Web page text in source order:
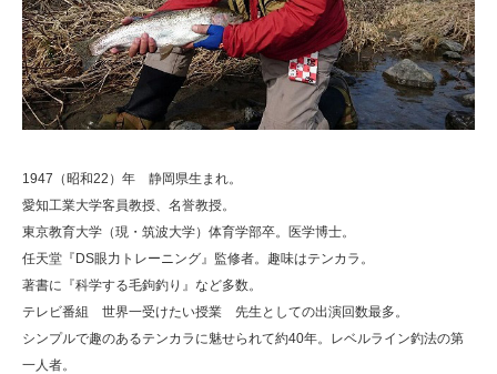
1947（昭和22）年 静岡県生まれ。
愛知工業大学客員教授、名誉教授。
東京教育大学（現・筑波大学）体育学部卒。医学博士。
任天堂『DS眼力トレーニング』監修者。趣味はテンカラ。
著書に『科学する毛鉤釣り』など多数。
テレビ番組 世界一受けたい授業 先生としての出演回数最多。
シンプルで趣のあるテンカラに魅せられて約40年。レベルライン釣法の第
一人者。